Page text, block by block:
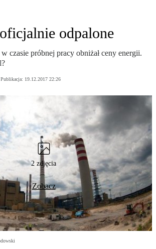
odpalone
czasie próbnej pracy obniżał ceny energii.
Publikacja: 19.12.2017 22:26
2 zdjęcia
Zobacz